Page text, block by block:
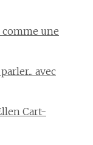
comme une
avec
Cart-